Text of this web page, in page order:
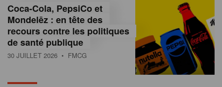
e
e
Coca-Cola, PepsiCo et
Mondelēz : en tête des
recours contre les politiques
de santé publique
30 JUILLET 2026 • FMCG